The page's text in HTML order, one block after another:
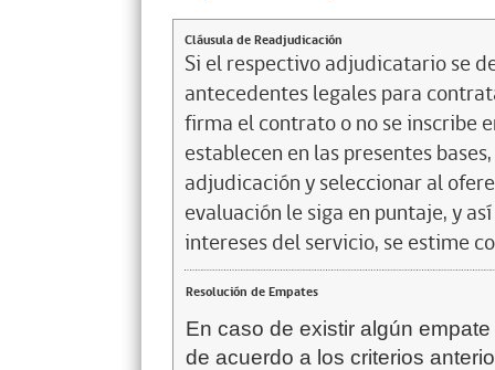
Cláusula de Readjudicación
Si el respectivo adjudicatario se
antecedentes legales para
firma el contrato o no se inscribe
establecen en las presentes
adjudicación y seleccionar al
evaluación le siga en puntaje, y
intereses del servicio, se estime
Resolución de Empates
En caso de existir algún
de acuerdo a los criterios